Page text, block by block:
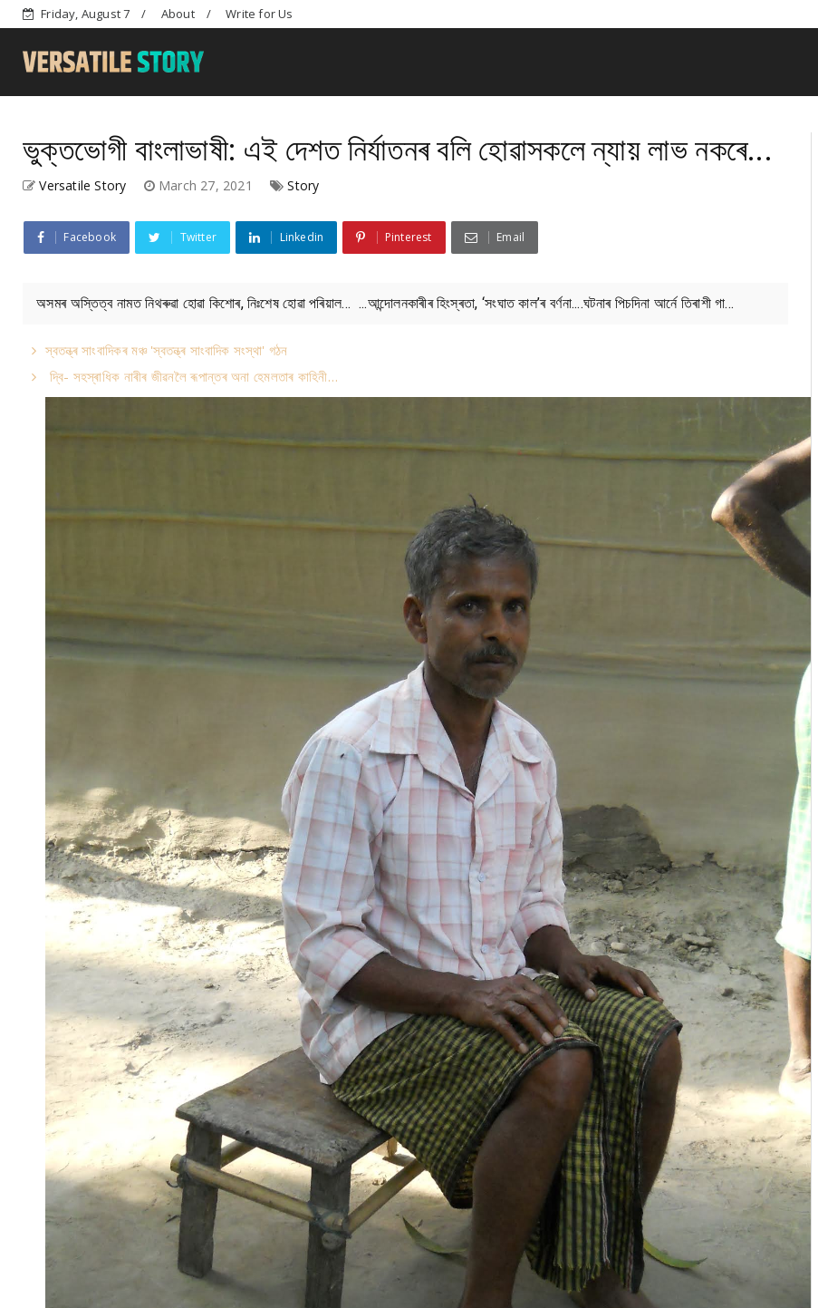
Friday, August 7 About Write for Us
ভুক্তভোগী বাংলাভাষী: এই দেশত নিৰ্যাতনৰ বলি হোৱাসকলে ন্যায় লাভ নকৰে...
Versatile Story March 27, 2021 Story
Facebook Twitter Linkedin Pinterest Email
অসমৰ অস্তিত্ব নামত নিথৰুৱা হোৱা কিশোৰ, নিঃশেষ হোৱা পৰিয়াল... ...আন্দোলনকাৰীৰ হিংস্ৰতা, ‘সংঘাত কাল’ৰ বৰ্ণনা....ঘটনাৰ পিচদিনা আৰ্নে তিৰাশী গা...
স্বতন্ত্ৰ সাংবাদিকৰ মঞ্চ 'স্বতন্ত্ৰ সাংবাদিক সংস্থা' গঠন
দ্বি- সহস্ৰাধিক নাৰীৰ জীৱনলৈ ৰূপান্তৰ অনা হেমলতাৰ কাহিনী…